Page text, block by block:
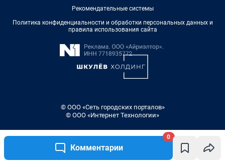
Комментарии
0
Рекомендательные системы
Политика конфиденциальности и обработки персональных данных и
правила использования сайта
© ООО «Сеть городских порталов»
© ООО «Интернет Технологии»